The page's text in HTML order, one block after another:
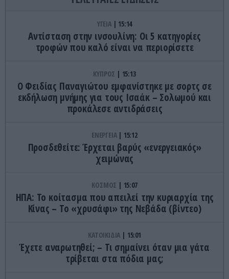
ΥΓΕΙΑ 15:14
Αντίσταση στην ινσουλίνη: Οι 5 κατηγορίες
τροφών που καλό είναι να περιορίσετε
ΚΥΠΡΟΣ 15:13
Ο Φειδίας Παναγιώτου εμφανίστηκε με σορτς σε
εκδήλωση μνήμης για τους Ισαάκ – Σολωμού και
προκάλεσε αντιδράσεις
ΕΝΕΡΓΕΙΑ 15:12
Προσδεθείτε: Έρχεται βαρύς «ενεργειακός»
χειμώνας
ΚΟΣΜΟΣ 15:07
ΗΠΑ: Το κοίτασμα που απειλεί την κυριαρχία της
Κίνας – Το «χρυσάφι» της Νεβάδα (βίντεο)
ΚΑΤΟΙΚΙΔΙΑ 15:01
Έχετε αναρωτηθεί; – Τι σημαίνει όταν μια γάτα
τρίβεται στα πόδια μας;